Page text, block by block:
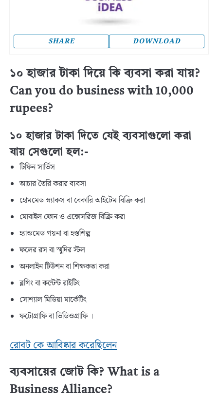
SHARE DOWNLOAD
১০ হাজার টাকা দিয়ে কি ব্যবসা করা যায়?
Can you do business with 10,000
rupees?
১০ হাজার টাকা দিতে যেই ব্যবসাগুলো করা
যায় সেগুলো হল:-
টিফিন সার্ভিস
আচার তৈরি করার ব্যবসা
হোমমেড স্ন্যাকস বা বেকারি আইটেম বিক্রি করা
মোবাইল ফোন ও এক্সেসরিজ বিক্রি করা
হ্যান্ডমেড গয়না বা হস্তশিল্প
ফলের রস বা স্মুদির স্টল
অনলাইন টিউশন বা শিক্ষকতা করা
ব্লগিং বা কন্টেন্ট রাইটিং
সোশ্যাল মিডিয়া মার্কেটিং
ফটোগ্রাফি বা ভিডিওগ্রাফি ।
রোবট কে আবিষ্কার করেছিলেন
ব্যবসায়ের জোট কি? What is a
Business Alliance?